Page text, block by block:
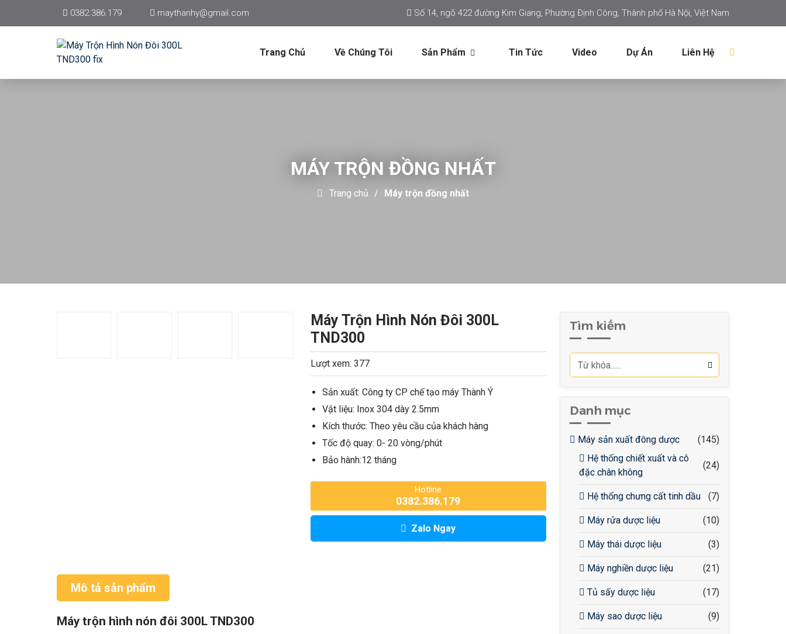
0382.386.179 maythanhy@gmail.com Số 14, ngõ 422 đường Kim Giang, Phường Định Công, Thành phố Hà Nội, Việt Nam
Trang Chủ Về Chúng Tôi Sản Phẩm Tin Tức Video Dự Án Liên Hệ
MÁY TRỘN ĐỒNG NHẤT
Trang chủ Máy trộn đồng nhất
Máy Trộn Hình Nón Đôi 300L
TND300
Lượt xem: 377
Sản xuất: Công ty CP chế tạo máy Thành Ý
Vật liệu: Inox 304 dày 2.5mm
Kích thước: Theo yêu cầu của khách hàng
Tốc độ quay: 0- 20 vòng/phút
Bảo hành:12 tháng
Hotline
0382.386.179
Zalo Ngay
Mô tả sản phẩm
Máy trộn hình nón đôi 300L TND300
Tìm kiếm
Danh mục
Máy sản xuất đông dược
(145)
Hệ thống chiết xuất và cô
đặc chân không
(24)
Hệ thống chưng cất tinh dầu (7)
Máy rửa dược liệu (10)
Máy thái dược liệu (3)
Máy nghiền dược liệu (21)
Tủ sấy dược liệu (17)
Máy sao dược liệu (9)